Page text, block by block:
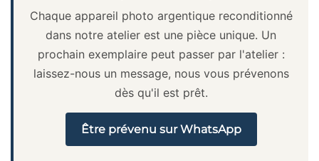
Chaque appareil photo argentique reconditionné
dans notre atelier est une pièce unique. Un
prochain exemplaire peut passer par l'atelier :
laissez-nous un message, nous vous prévenons
dès qu'il est prêt.
Être prévenu sur WhatsApp